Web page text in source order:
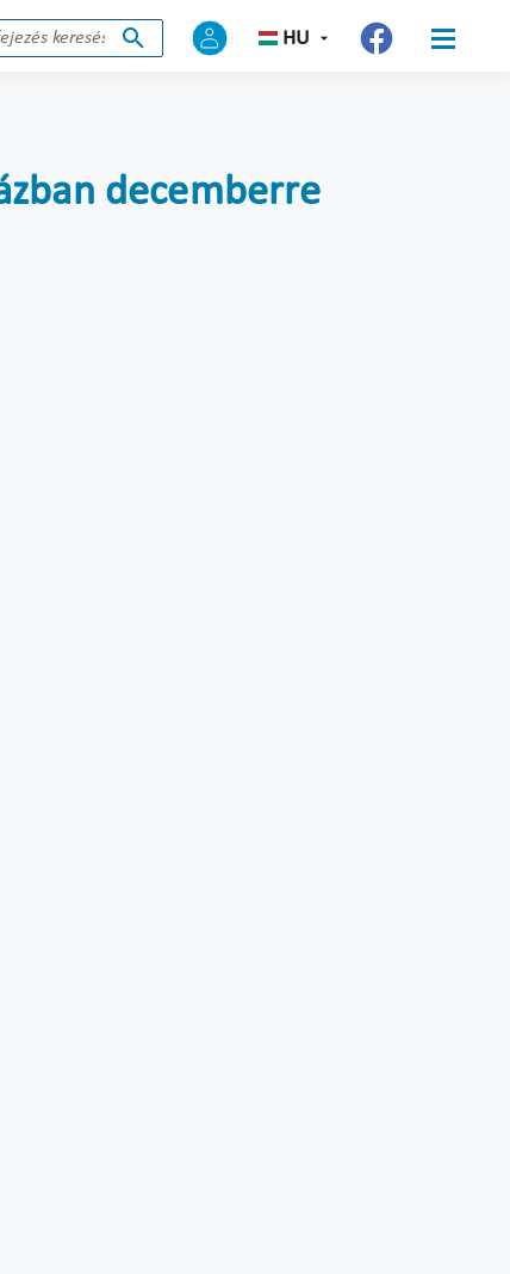
HU
decemberre